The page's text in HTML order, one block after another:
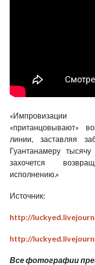
«Импровизации
«пританцовывают»
линии, заставляя
Гуантанамеру
захочется
исполнению.»
Источник:
http://
http://
Все фотографии